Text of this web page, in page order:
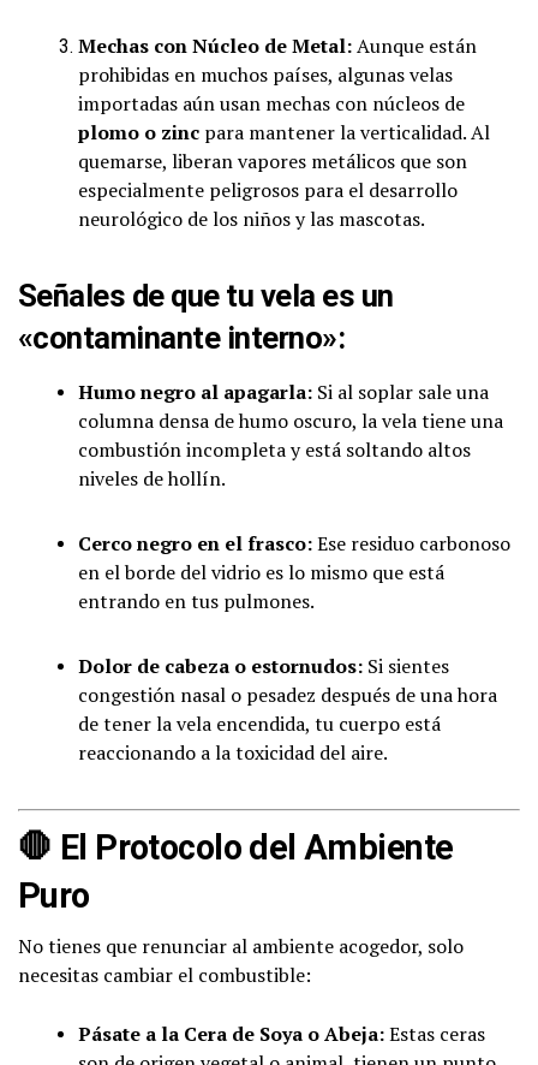
Mechas con Núcleo de Metal:Aunque están
prohibidas en muchos países, algunas velas
importadas aún usan mechas con núcleos de
plomo o zinc para mantener la verticalidad. Al
quemarse, liberan vapores metálicos que son
especialmente peligrosos para el desarrollo
neurológico de los niños y las mascotas.
Señales de que tu vela es un
«contaminante interno»:
Humo negro al apagarla: Si al soplar sale una
columna densa de humo oscuro, la vela tiene una
combustión incompleta y está soltando altos
niveles de hollín.
Cerco negro en el frasco:Ese residuo carbonoso
en el borde del vidrio es lo mismo que está
entrando en tus pulmones.
Dolor de cabeza o estornudos: Si sientes
congestión nasal o pesadez después de una hora
de tener la vela encendida, tu cuerpo está
reaccionando a la toxicidad del aire.
🛑 El Protocolo del Ambiente
Puro
No tienes que renunciar al ambiente acogedor, solo
necesitas cambiar el combustible:
Pásate a la Cera de Soya o Abeja:Estas ceras